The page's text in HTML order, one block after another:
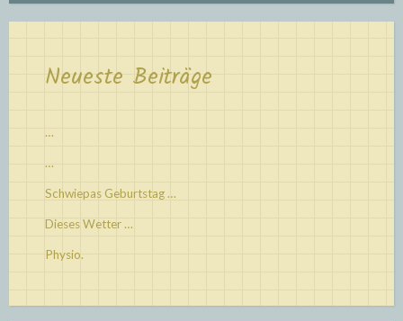
Neueste Beiträge
…
…
Schwiepas Geburtstag …
Dieses Wetter …
Physio.